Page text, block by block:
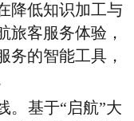
降低知识加工与
旅客服务体验，
务的智能工具，
。基于“启航”大